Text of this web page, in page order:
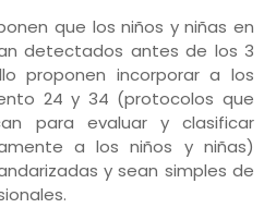
que los niños y niñas en
detectados antes de los 3
proponen incorporar a los
24 y 34 (protocolos que
para evaluar y clasificar
a los niños y niñas)
y sean simples de